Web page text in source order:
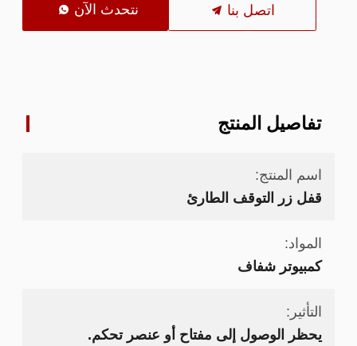
اتصل بنا نتحدث الآن 
تفاصيل المنتج
اسم المنتج:
قفل زر التوقف الطارئ
المواد:
كمبيوتر شفاف
التأثير:
يحظر الوصول إلى مفتاح أو عنصر تحكم.